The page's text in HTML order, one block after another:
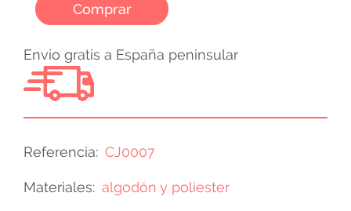
Comprar
Envio gratis a España peninsular
Referencia CJ0007
Materiales algodón y poliester